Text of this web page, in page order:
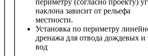
наклона зависит от рельефа
местности.
Установка по периметру
дренажа для отвода дождевых и
вод